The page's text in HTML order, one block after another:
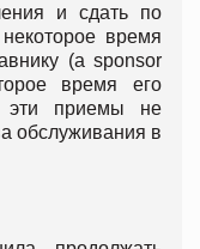
и сдать по
время
(a sponsor
время его
приемы не
обслуживания в